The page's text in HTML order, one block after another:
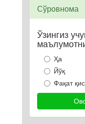
Сўровнома
Ўзингиз
Ҳа
Йўқ
Фақат